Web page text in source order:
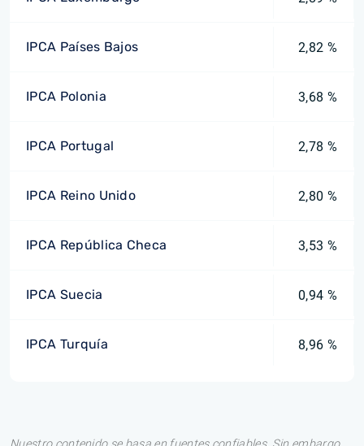
IPCA Países Bajos 2,82 %
IPCA Polonia 3,68 %
IPCA Portugal 2,78 %
IPCA Reino Unido 2,80 %
IPCA República Checa 3,53 %
IPCA Suecia 0,94 %
IPCA Turquía 8,96 %